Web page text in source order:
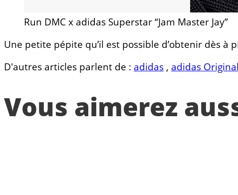
Run DMC x adidas Superstar “Jam Master Jay”
Une petite pépite qu’il est possible d’obtenir dès à
D'autres articles parlent de : adidas , adidas
Vous aimerez